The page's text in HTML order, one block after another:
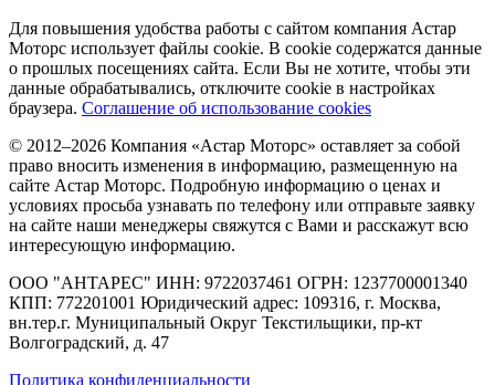
Для повышения удобства работы с сайтом компания Астар
Моторс использует файлы cookie. В cookie содержатся данные
о прошлых посещениях сайта. Если Вы не хотите, чтобы эти
данные обрабатывались, отключите cookie в настройках
браузера. Соглашение об использование cookies
© 2012–2026 Компания «Астар Моторс» оставляет за собой
право вносить изменения в информацию, размещенную на
сайте Астар Моторс. Подробную информацию о ценах и
условиях просьба узнавать по телефону или отправьте заявку
на сайте наши менеджеры свяжутся с Вами и расскажут всю
интересующую информацию.
ООО "АНТАРЕС" ИНН: 9722037461 ОГРН: 1237700001340
КПП: 772201001 Юридический адрес: 109316, г. Москва,
вн.тер.г. Муниципальный Округ Текстильщики, пр-кт
Волгоградский, д. 47
Политика конфиденциальности